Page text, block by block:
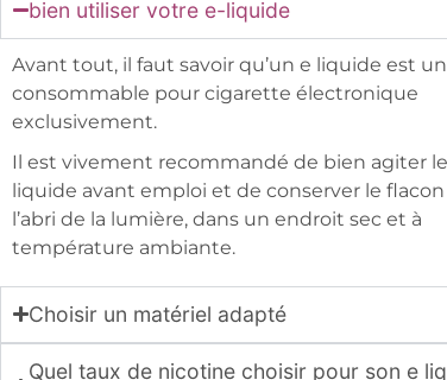
bien utiliser votre e-liquide
Avant tout, il faut savoir qu’un e liquide est un
consommable pour cigarette électronique
exclusivement.
Il est vivement recommandé de bien agiter
liquide avant emploi et de conserver le flacon
l’abri de la lumière, dans un endroit sec et à
température ambiante.
Choisir un matériel adapté
Quel taux de nicotine choisir pour son e